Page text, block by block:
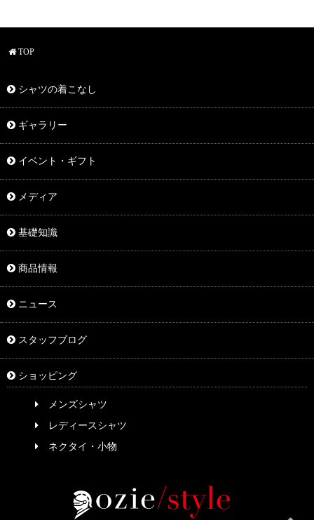
TOP
シャツの着こなし
ギャラリー
イベント・ギフト
メディア
基礎知識
商品情報
ニュース
スタッフブログ
ショッピング
メンズシャツ
レディースシャツ
ネクタイ・小物